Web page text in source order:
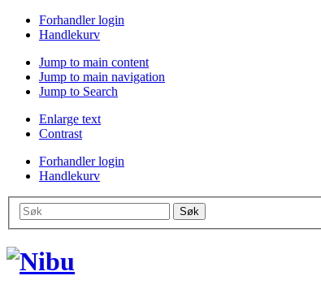
Forhandler login
Handlekurv
Jump to main content
Jump to main navigation
Jump to Search
Enlarge text
Contrast
Forhandler login
Handlekurv